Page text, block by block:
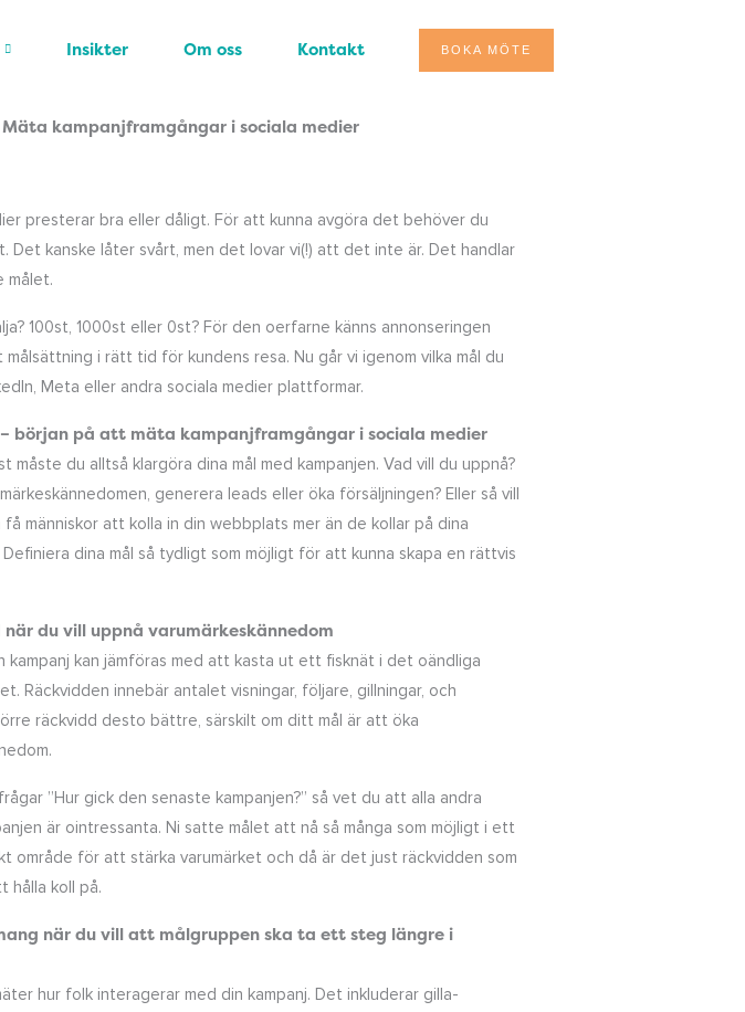
Insikter Om oss Kontakt BOKA MÖTE
Louise Kryler
Mäta kampanjframgångar i sociala medier
presterar bra eller dåligt. För att kunna avgöra det behöver du
kanske låter svårt, men det lovar vi(!) att det inte är. Det handlar
målet.
100st, 1000st eller 0st? För den oerfarne känns annonseringen
i rätt tid för kundens resa. Nu går vi igenom vilka mål du
Meta eller andra sociala medier plattformar.
början på att mäta kampanjframgångar i sociala medier
måste du alltså klargöra dina mål med kampanjen. Vad vill du uppnå?
generera leads eller öka försäljningen? Eller så vill
få människor att kolla in din webbplats mer än de kollar på dina
dina mål så tydligt som möjligt för att kunna skapa en rättvis
du vill uppnå varumärkeskännedom
kampanj kan jämföras med att kasta ut ett fisknät i det oändliga
Räckvidden innebär antalet visningar, följare, gillningar, och
räckvidd desto bättre, särskilt om ditt mål är att öka
”Hur gick den senaste kampanjen?” så vet du att alla andra
är ointressanta. Ni satte målet att nå så många som möjligt i ett
område för att stärka varumärket och då är det just räckvidden som
hålla koll på.
när du vill att målgruppen ska ta ett steg längre i
hur folk interagerar med din kampanj. Det inkluderar gilla-